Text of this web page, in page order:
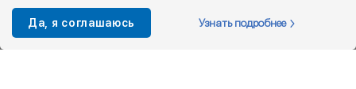
Магазины в Москва (50)
Да, я соглашаюсь Узнать подробнее